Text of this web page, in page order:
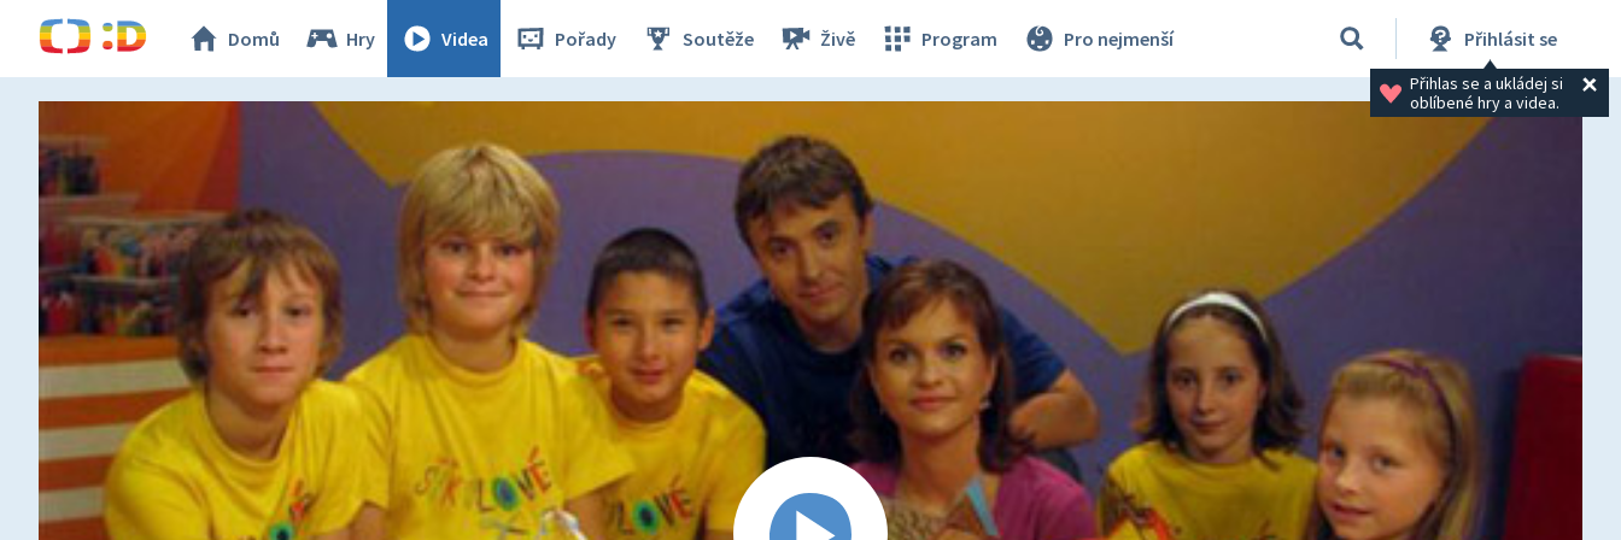
Domů Hry Videa Pořady Soutěže Živě Program Pro nejmenší Přihlásit se
Přihlas se a ukládej si
oblíbené hry a videa.